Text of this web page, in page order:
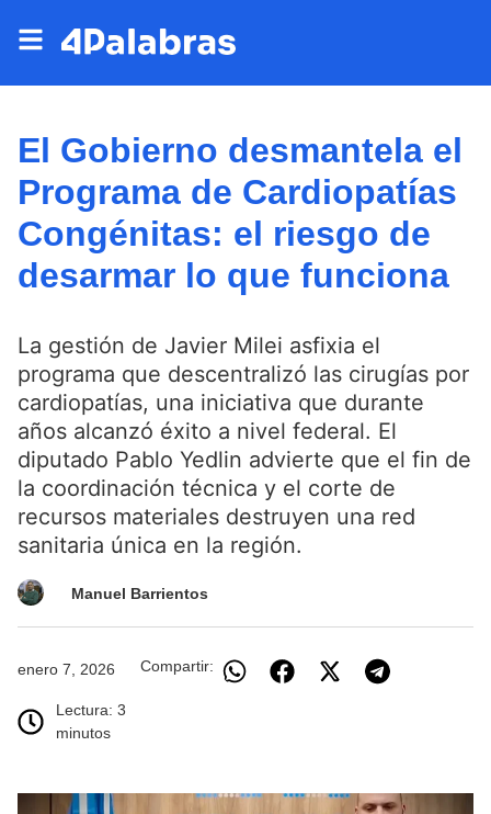
El Gobierno desmantela el
Programa de Cardiopatías
Congénitas: el riesgo de
desarmar lo que funciona
La gestión de Javier Milei asfixia el
programa que descentralizó las cirugías por
cardiopatías, una iniciativa que durante
años alcanzó éxito a nivel federal. El
diputado Pablo Yedlin advierte que el fin de
la coordinación técnica y el corte de
recursos materiales destruyen una red
sanitaria única en la región.
Manuel Barrientos
enero 7, 2026
Lectura: 3
minutos
Compartir: